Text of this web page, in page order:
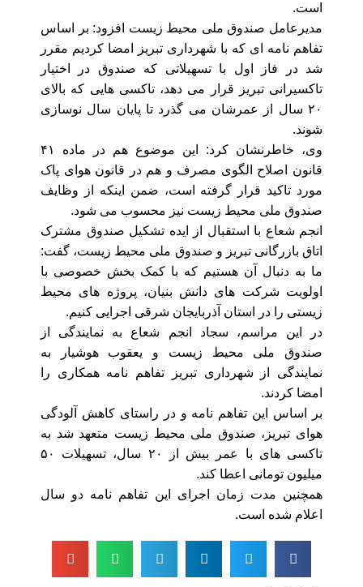
است.
مدیرعامل صندوق ملی محیط زیست افزود: بر اساس
تفاهم نامه ای که با شهرداری تبریز امضا کردیم مقرر
شد در فاز اول با تسهیلاتی که صندوق در اختیار
تاکسیرانی تبریز قرار می دهد، تاکسی هایی که بالای
۲۰ سال از عمرشان می گذرد تا پایان سال نوسازی
شوند.
وی، خاطرنشان کرد: این موضوع هم در ماده ۴۱
قانون اصلاح الگوی مصرف و هم در قانون هوای پاک
مورد تاکید قرار گرفته است، ضمن اینکه از وظایف
صندوق ملی محیط زیست نیز محسوب می شود.
انجم شعاع با استقبال از ایده تشکیل صندوق مشترک
اتاق بازرگانی تبریز و صندوق ملی محیط زیست، گفت:
ما به دنبال آن هستیم که با کمک بخش خصوصی با
اولویت شرکت های دانش بنیان، پروژه های محیط
زیستی را در استان آذربایجان شرقی اجرایی کنیم.
در این مراسم، سجاد انجم شعاع به نمایندگی از
صندوق ملی محیط زیست و یعقوب هوشیار به
نمایندگی از شهرداری تبریز تفاهم نامه همکاری را
امضا کردند.
بر اساس این تفاهم ‌نامه و در راستای کاهش آلودگی
هوای تبریز، صندوق ملی محیط زیست متعهد شد به
تاکسی های با عمر بیش از ۲۰ سال، تسهیلات ۵۰
میلیون تومانی اعطا کند.
همچنین مدت زمان اجرای این تفاهم‌ نامه دو سال
اعلام شده است.